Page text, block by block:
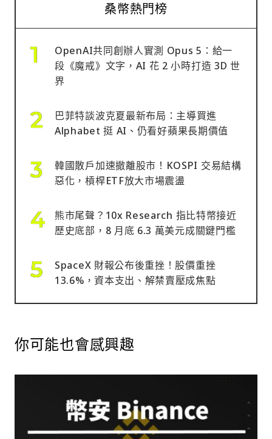
桑幣熱門榜
OpenAI共同創辦人實測 Opus 5：給一
段《魔戒》文字，AI 花 2 小時打造 3D 世
界
巴菲特談波克夏最新布局：主導買進
Alphabet 挺 AI、仍看好蘋果長期價值
韓國散戶加速撤離股市！KOSPI 交易結構
惡化，槓桿ETF放大市場震盪
熊市尾聲？10x Research 指比特幣接近
歷史底部，8 月底 6.3 萬美元成關鍵門檻
SpaceX 財報公布後重挫！股價重挫
13.6%，資本支出、解禁賣壓成焦點
你可能也會感興趣